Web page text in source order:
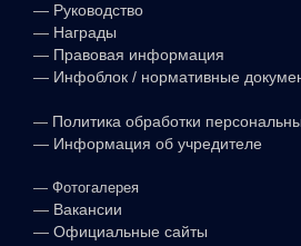
— Руководство
— Награды
— Правовая информация
— Инфоблок / нормативные
— Политика обработки
— Информация об учредителе
— Фотогалерея
— Вакансии
— Официальные сайты